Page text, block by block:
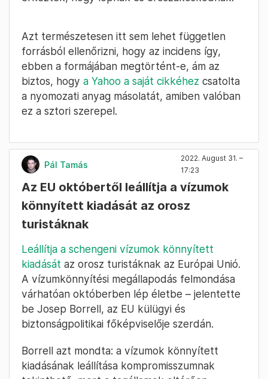
Azt természetesen itt sem lehet független
forrásból ellenőrizni, hogy az incidens így,
ebben a formájában megtörtént-e, ám az
biztos, hogy a Yahoo a saját cikkéhez csatolta
a nyomozati anyag másolatát, amiben valóban
ez a sztori szerepel.
Pál Tamás
2022. August 31. –
17:23
Az EU októbertől leállítja a vízumok
könnyített kiadását az orosz
turistáknak
Leállítja a schengeni vízumok könnyített
kiadását az orosz turistáknak az Európai Unió.
A vízumkönnyítési megállapodás felmondása
várhatóan októberben lép életbe – jelentette
be Josep Borrell, az EU külügyi és
biztonságpolitikai főképviselője szerdán.
Borrell azt mondta: a vízumok könnyített
kiadásának leállítása kompromisszumnak